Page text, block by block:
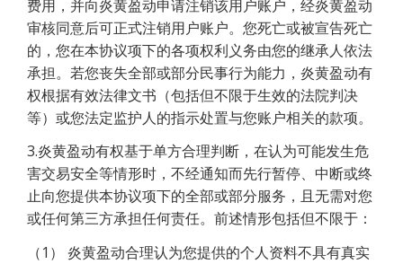
费用，并向炎黄盈动申请注销该用户账户，经炎黄盈动
审核同意后可正式注销用户账户。您死亡或被宣告死亡
的，您在本协议项下的各项权利义务由您的继承人依法
承担。若您丧失全部或部分民事行为能力，炎黄盈动有
权根据有效法律文书（包括但不限于生效的法院判决
等）或您法定监护人的指示处置与您账户相关的款项。
3.炎黄盈动有权基于单方合理判断，在认为可能发生危
害交易安全等情形时，不经通知而先行暂停、中断或终
止向您提供本协议项下的全部或部分服务，且无需对您
或任何第三方承担任何责任。前述情形包括但不限于：
（1） 炎黄盈动合理认为您提供的个人资料不具有真实